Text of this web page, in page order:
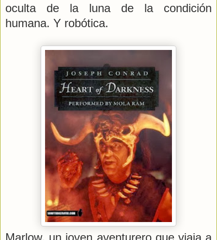
oculta de la luna de la condición
humana. Y robótica.
Marlow, un joven aventurero que viaja a